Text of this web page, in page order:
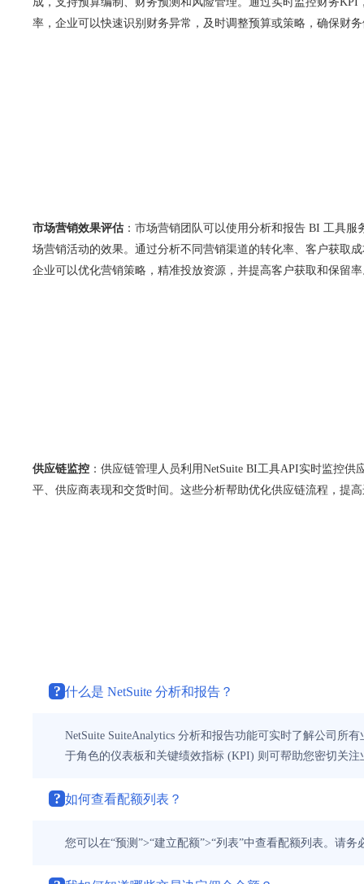
率，企业可以快速识别财务异常，及时调整预算或策略，确保财
市场营销效果评估 ：市场营销团队可以使用分析和报告 BI 工具服
场营销活动的效果。通过分析不同营销渠道的转化率、客户获取
企业可以优化营销策略，精准投放资源，并提高客户获取和保留
供应链监控 ：供应链管理人员利用NetSuite BI工具API实时监控供
平、供应商表现和交货时间。这些分析帮助优化供应链流程，提
? 什么是 NetSuite 分析和报告？
NetSuite SuiteAnalytics 分析和报告功能可实时了解公司所
于角色的仪表板和关键绩效指标 (KPI) 则可帮助您密切关注
? 如何查看配额列表？
您可以在“预测”>“建立配额”>“列表”中查看配额列表。请